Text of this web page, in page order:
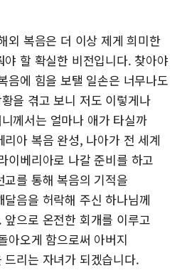
외 복음은 더 이상 제게 희미한
할 확실한 비전입니다. 찾아야
음에 힘을 보탤 일손은 너무나도
을 겪고 보니 저도 이렇게나
께서는 얼마나 애가 타실까
아 복음 완성, 나아가 전 세계
이베리아로 나갈 준비를 하고
를 통해 복음의 기적을
음을 허락해 주신 하나님께
으로 온전한 회개를 이루고
아오게 함으로써 아버지
리는 자녀가 되겠습니다.